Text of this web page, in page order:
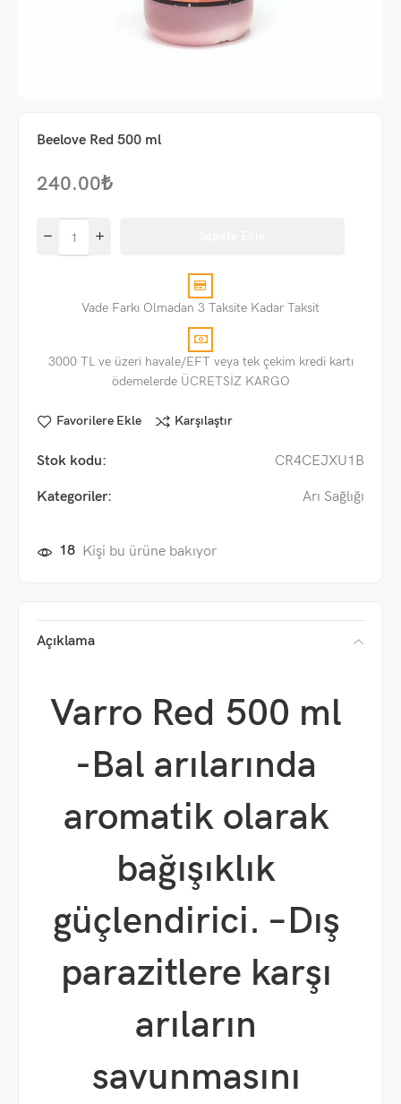
Beelove Red 500 ml
240.00₺
Vade Farkı Olmadan 3 Taksite Kadar Taksit
3000 TL ve üzeri havale/EFT veya tek çekim kredi kartı
ödemelerde ÜCRETSİZ KARGO
Favorilere Ekle Karşılaştır
Stok kodu: CR4CEJXU1B
Kategoriler: Arı Sağlığı
18 Kişi bu ürüne bakıyor
Açıklama
Varro Red 500 ml
-Bal arılarında
aromatik olarak
bağışıklık
güçlendirici. –Dış
parazitlere karşı
arıların
savunmasını